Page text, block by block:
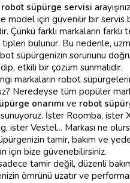
süpürge servisi
model için güvenilir bir servis
Çünkü farklı markaların farklı
tipleri bulunur. Bu nedenle,
süpürgenizin sorununu
etkili bir çözüm sunmalıdır.
markaların robot
Neredeyse tüm popüler
onarımı ve robot
İster Roomba, ister
ister Vestel... Markası ne
tamir, bakım ve
için bize güvenebilirsiniz.
tamir değil, düzenli
ömrünü uzatır ve